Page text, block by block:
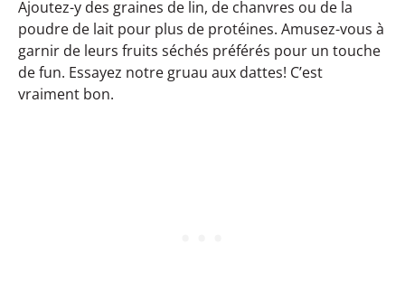
Ajoutez-y des graines de lin, de chanvres ou de la
poudre de lait pour plus de protéines. Amusez-vous à
garnir de leurs fruits séchés préférés pour un touche
de fun. Essayez notre gruau aux dattes! C’est
vraiment bon.